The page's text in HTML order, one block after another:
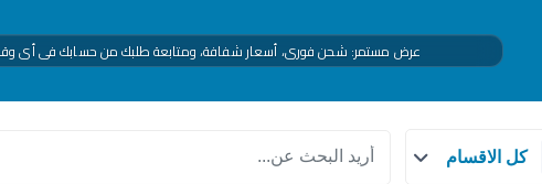
عرض مستمر: شحن فوري، أسعار شفافة، ومتابعة طلبك من حسابك في أي
كل الاقسام